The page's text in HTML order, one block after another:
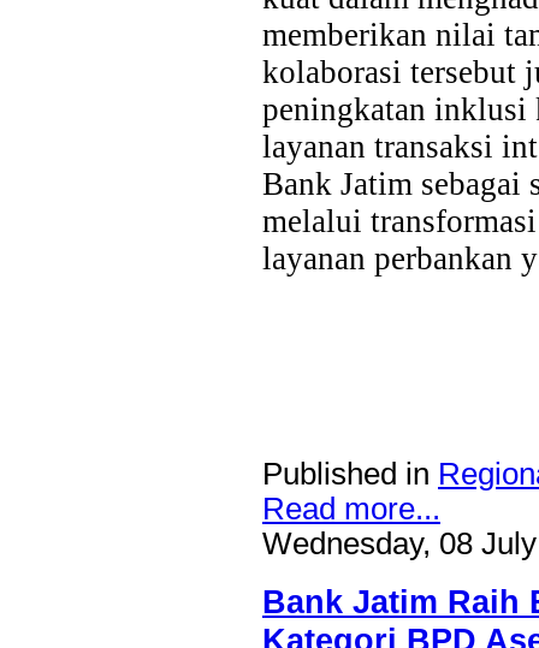
memberikan nilai
kolaborasi tersebut
peningkatan inklusi
layanan transaksi
Bank Jatim sebagai
melalui
layanan perbankan
Published in
Read more...
Wednesday, 08
Bank Jatim Raih
Kategori BPD